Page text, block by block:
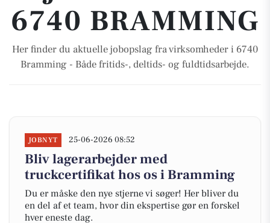
6740 BRAMMING
Her finder du aktuelle jobopslag fra virksomheder i 6740
Bramming - Både fritids-, deltids- og fuldtidsarbejde.
JOBNYT 25-06-2026 08:52
Bliv lagerarbejder med
truckcertifikat hos os i Bramming
Du er måske den nye stjerne vi søger! Her bliver du
en del af et team, hvor din ekspertise gør en forskel
hver eneste dag.